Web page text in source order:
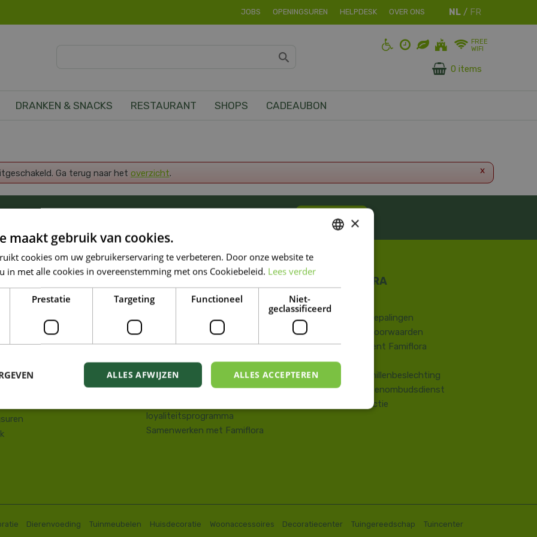
JOBS OPENINGSUREN HELPDESK OVER ONS
FREE
WIFI
0 items
DRANKEN & SNACKS RESTAURANT SHOPS CADEAUBON
x
Ga terug naar het overzicht.
Inschrijven
143
41 10 08
nummer: 0208:0845509606
Tuin
Famiresto
Foodhall
Mobiele applicatie Famiflora
Privacy policy
loyaliteitsprogramma
Samenwerken met Famiflora
Contact
​Wettelijke bepalingen
Algemene voorwaarden
Huisreglement Famiflora
Vragen
Onlinegeschillenbeslechting
Consumentenombudsdienst
Terugroepactie
Dierenvoeding Tuinmeubelen Huisdecoratie Woonaccessoires Decoratiecenter Tuingereedschap Tuincenter
×
maakt gebruik van cookies.
cookies om uw gebruikerservaring te verbeteren. Door onze website te
in met alle cookies in overeenstemming met ons Cookiebeleid. Lees verder
Prestatie Targeting Functioneel
Niet-
geclassificeerd
ALLES ACCEPTEREN
ALLES AFWIJZEN